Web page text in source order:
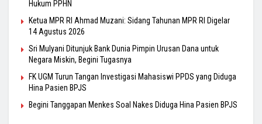
Hukum PPHN
Ketua MPR RI Ahmad Muzani: Sidang Tahunan MPR RI Digelar
14 Agustus 2026
Sri Mulyani Ditunjuk Bank Dunia Pimpin Urusan Dana untuk
Negara Miskin, Begini Tugasnya
FK UGM Turun Tangan Investigasi Mahasiswi PPDS yang Diduga
Hina Pasien BPJS
Begini Tanggapan Menkes Soal Nakes Diduga Hina Pasien BPJS